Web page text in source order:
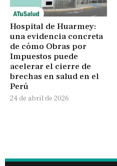
Hospital de Huarmey:
una evidencia concreta
de cómo Obras por
Impuestos puede
acelerar el cierre de
brechas en salud en el
Perú
24 de abril de 2026